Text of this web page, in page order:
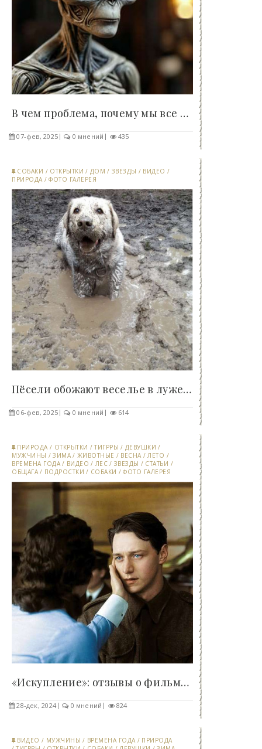
В чем проблема, почему мы все еще не нашли..
07-фев, 2025 0 мнений 435
СОБАКИ / ОТКРЫТКИ / ДОМ / ЗВЕЗДЫ / ВИДЕО /
ПРИРОДА /ФОТО ГАЛЕРЕЯ
Пёсели обожают веселье в луже, где можно..
06-фев, 2025 0 мнений 614
ПРИРОДА / ОТКРЫТКИ /ТИГРРЫ / ДЕВУШКИ /
МУЖЧИНЫ /ЗИМА / ЖИВОТНЫЕ / ВЕСНА /ЛЕТО /
ВРЕМЕНА ГОДА / ВИДЕО / ЛЕС / ЗВЕЗДЫ / СТАТЬИ /
ОБЩАГА / ПОДРОСТКИ / СОБАКИ /ФОТО ГАЛЕРЕЯ
«Искупление»: отзывы о фильме 2007 года - «Клуб -..
28-дек, 2024 0 мнений 824
ВИДЕО / МУЖЧИНЫ / ВРЕМЕНА ГОДА / ПРИРОДА